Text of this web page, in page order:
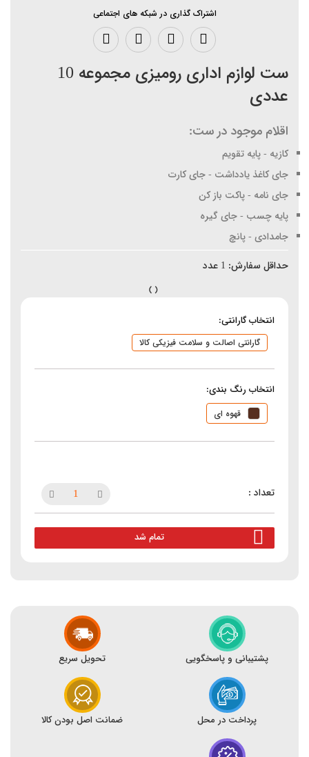
اشتراک گذاری در شبکه های اجتماعی
ست لوازم اداری رومیزی مجموعه 10
عددی
اقلام موجود در ست:
کازیه - پایه تقویم
جای کاغذ یادداشت - جای کارت
جای نامه - پاکت باز کن
پایه چسب - جای گیره
جامدادی - پانچ
حداقل سفارش: 1 عدد
انتخاب گارانتی:
گارانتی اصالت و سلامت فیزیکی کالا
انتخاب رنگ بندی:
قهوه ای
تمام شد
پشتیبانی و پاسخگویی تحویل سریع
پرداخت در محل ضمانت اصل بودن کالا